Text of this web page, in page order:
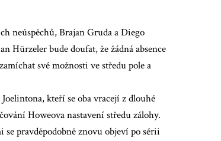
neúspěchů, Brajan Gruda a Diego
Hürzeler bude doufat, že žádná absence
své možnosti ve středu pole a
kteří se oba vracejí z dlouhé
Howeova nastavení středu zálohy.
pravděpodobně znovu objeví po sérii